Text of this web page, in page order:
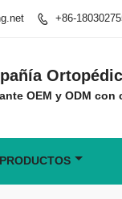
 +86-
OEM y ODM con
PRODUCTOS